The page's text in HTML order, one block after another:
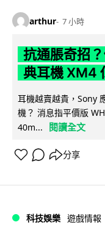
arthur 7 小時
抗通脹奇招
典耳機 XM4
耳機越賣越貴，Sony
機？ 消息指平價版
40m...
閱讀全文
分享
科技娛樂 遊戲情報